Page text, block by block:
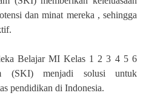
dan minat mereka , sehingga
Belajar MI Kelas 1 2 3 4 5 6
(SKI) menjadi solusi untuk
pendidikan di Indonesia.